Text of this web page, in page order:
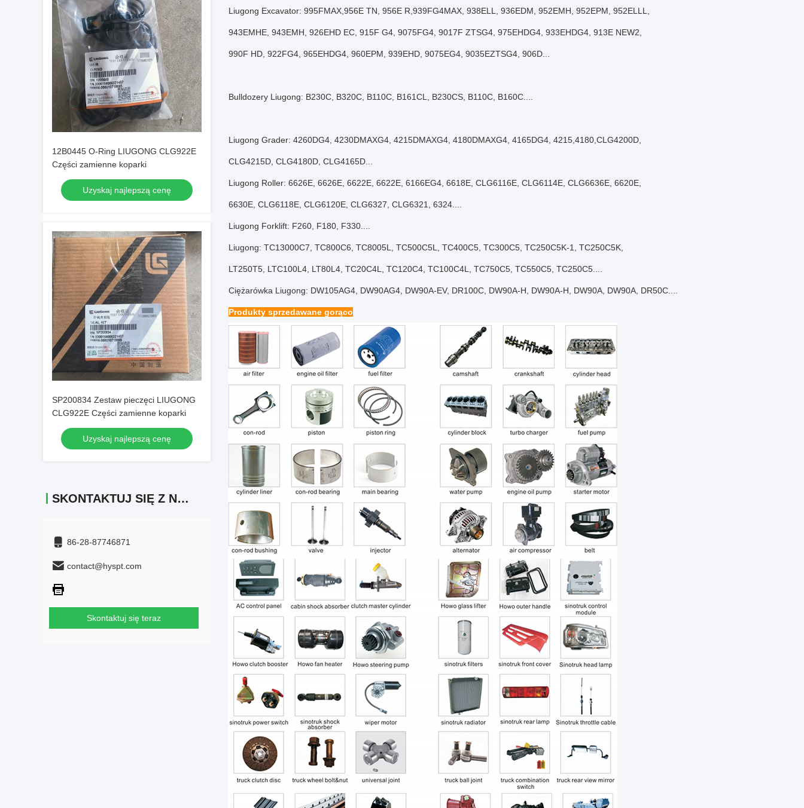
12B0445 O-Ring LIUGONG CLG922E
Części zamienne koparki
Uzyskaj najlepszą cenę
SP200834 Zestaw pieczęci LIUGONG
CLG922E Części zamienne koparki
Uzyskaj najlepszą cenę
SKONTAKTUJ SIĘ Z NAMI
86-28-87746871
contact@hyspt.com
Skontaktuj się teraz
Liugong Excavator: 995FMAX,956E TN, 956E R,939FG4MAX, 938ELL, 936EDM, 952EMH, 952EPM, 952ELLL,
943EMHE, 943EMH, 926EHD EC, 915F G4, 9075FG4, 9017F ZTSG4, 975EHDG4, 933EHDG4, 913E NEW2,
990F HD, 922FG4, 965EHDG4, 960EPM, 939EHD, 9075EG4, 9035EZTSG4, 906D...
Bulldozery Liugong: B230C, B320C, B110C, B161CL, B230CS, B110C, B160C....
Liugong Grader: 4260DG4, 4230DMAXG4, 4215DMAXG4, 4180DMAXG4, 4165DG4, 4215,4180,CLG4200D,
CLG4215D, CLG4180D, CLG4165D...
Liugong Roller: 6626E, 6626E, 6622E, 6622E, 6166EG4, 6618E, CLG6116E, CLG6114E, CLG6636E, 6620E,
6630E, CLG6118E, CLG6120E, CLG6327, CLG6321, 6324....
Liugong Forklift: F260, F180, F330....
Liugong: TC13000C7, TC800C6, TC8005L, TC500C5L, TC400C5, TC300C5, TC250C5K-1, TC250C5K,
LT250T5, LTC100L4, LT80L4, TC20C4L, TC120C4, TC100C4L, TC750C5, TC550C5, TC250C5....
Ciężarówka Liugong: DW105AG4, DW90AG4, DW90A-EV, DR100C, DW90A-H, DW90A-H, DW90A, DW90A, DR50C....
Produkty sprzedawane gorąco